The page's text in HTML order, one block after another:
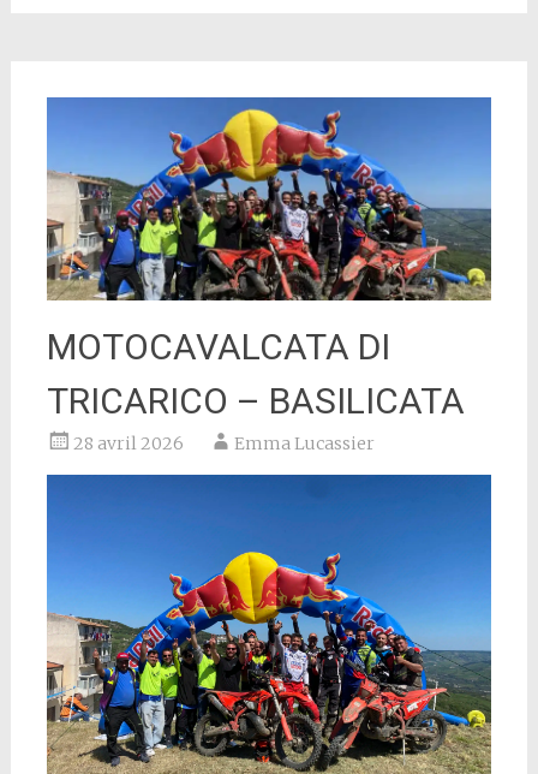
MOTOCAVALCATA DI
TRICARICO – BASILICATA
28 avril 2026 Emma Lucassier